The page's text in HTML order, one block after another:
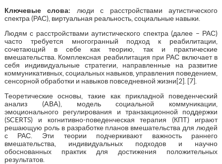
Ключевые слова: люди с расстройствами аутистического
спектра (РАС), виртуальная реальность, социальные навыки.
Людям с расстройствами аутистического спектра (далее – РАС)
часто требуется многогранный подход к реабилитации,
сочетающий в себе как теорию, так и практические
вмешательства. Комплексная реабилитация при РАС включает в
себя индивидуальные стратегии, направленные на развитие
коммуникативных, социальных навыков, управления поведением,
сенсорной обработки и навыков повседневной жизни[2]. [7].
Теоретические основы, такие как прикладной поведенческий
анализ (ABA), модель социальной коммуникации,
эмоционального регулирования и транзакционной поддержки
(SCERTS) и когнитивно-поведенческая терапия (КПТ) играют
решающую роль в разработке планов вмешательства для людей
с РАС. Эти теории подчеркивают важность раннего
вмешательства, индивидуальных подходов и научно
обоснованных практик для достижения положительных
результатов.